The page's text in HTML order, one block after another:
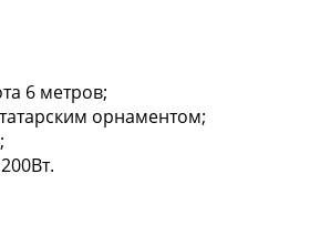
6 метров;
орнаментом;